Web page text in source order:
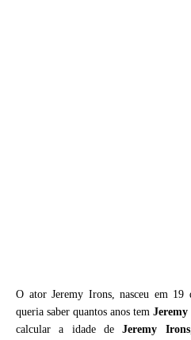
O ator Jeremy Irons, nasceu em 19
queria saber quantos anos tem Jeremy
calcular a idade deJeremy Irons